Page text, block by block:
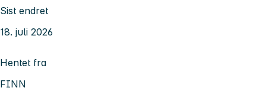
Sist endret
18. juli 2026
Hentet fra
FINN